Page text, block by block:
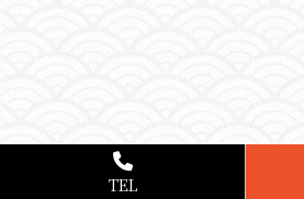
TEL